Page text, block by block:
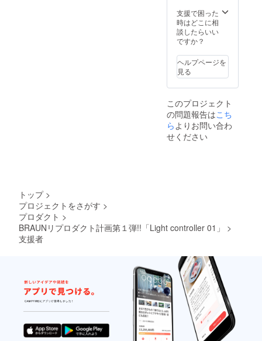
支援で困った
時はどこに相
談したらいい
ですか？
ヘルプページを
見る
このプロジェクト
の問題報告はこち
らよりお問い合わ
せください
トップ >
プロジェクトをさがす >
プロダクト >
BRAUNリプロダクト計画第１弾!!「Light controller 01」
>
支援者